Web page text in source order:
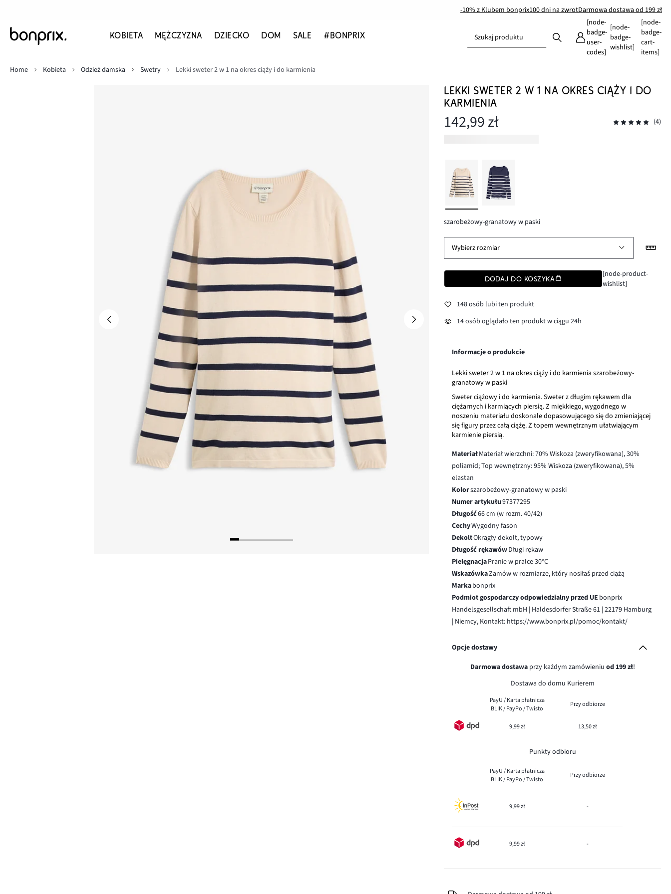
-10% z Klubem bonprix100 dni na zwrotDarmowa dostawa od 199 zł
KOBIETA MĘŻCZYZNA DZIECKO DOM SALE #BONPRIX Szukaj produktu
[node-
badge-
user-
codes]
[node-
badge-
wishlist]
[node-
badge-
cart-
items]
Home
Kobieta Odzież damska Swetry Lekki sweter 2 w 1 na okres ciąży i do karmienia
LEKKI SWETER 2 W 1 NA OKRES CIĄŻY I DO
KARMIENIA
142,99 zł (4)
szarobeżowy-granatowy w paski
Wybierz rozmiar
DODAJ DO KOSZYKA
[node-product-
wishlist]
148 osób lubi ten produkt
14 osób oglądało ten produkt w ciągu 24h
Informacje o produkcie
Lekki sweter 2 w 1 na okres ciąży i do karmienia szarobeżowy-
granatowy w paski
Sweter ciążowy i do karmienia. Sweter z długim rękawem dla
ciężarnych i karmiących piersią. Z miękkiego, wygodnego w
noszeniu materiału doskonale dopasowującego się do zmieniającej
się figury przez całą ciążę. Z topem wewnętrznym ułatwiającym
karmienie piersią.
MateriałMateriał wierzchni: 70% Wiskoza (zweryfikowana), 30%
poliamid; Top wewnętrzny: 95% Wiskoza (zweryfikowana), 5%
elastan
Kolorszarobeżowy-granatowy w paski
Numer artykułu97377295
Długość66 cm (w rozm. 40/42)
CechyWygodny fason
DekoltOkrągły dekolt, typowy
Długość rękawówDługi rękaw
PielęgnacjaPranie w pralce 30°C
WskazówkaZamów w rozmiarze, który nosiłaś przed ciążą
Markabonprix
Podmiot gospodarczy odpowiedzialny przed UE bonprix
Handelsgesellschaft mbH | Haldesdorfer Straße 61 | 22179 Hamburg
| Niemcy, Kontakt: https://www.bonprix.pl/pomoc/kontakt/
Opcje dostawy
Darmowa dostawaprzy każdym zamówieniu od 199 zł!
Dostawa do domu Kurierem
PayU / Karta płatnicza
BLIK / PayPo / Twisto
Przy odbiorze
9,99 zł 13,50 zł
Punkty odbioru
PayU / Karta płatnicza
BLIK / PayPo / Twisto
Przy odbiorze
9,99 zł -
9,99 zł -